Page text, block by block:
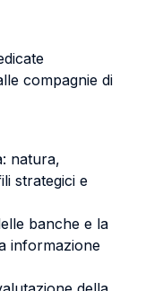
compagnie di
natura,
strategici e
banche e la
informazione